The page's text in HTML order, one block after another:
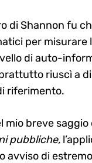
di Shannon fu
per misurare
di auto-
riuscì a
riferimento.
mio breve
pubbliche,
avviso di